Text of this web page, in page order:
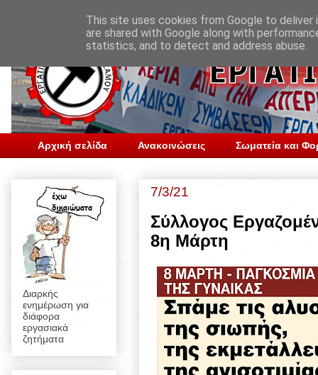
Αρχική σελίδα Ανακοινώσεις Σωματεία και
7/3/21
Σύλλογος
8η Μάρτη
Διαρκής
ενημέρωση για
διάφορα
εργασιακά
ζητήματα
This site uses cookies from Google to
are shared with Google along with
statistics, and to detect and address abuse.